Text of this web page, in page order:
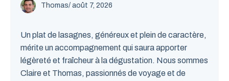
Thomas/ août 7, 2026
Un plat de lasagnes, généreux et plein de caractère,
mérite un accompagnement qui saura apporter
légèreté et fraîcheur à la dégustation. Nous sommes
Claire et Thomas, passionnés de voyage et de